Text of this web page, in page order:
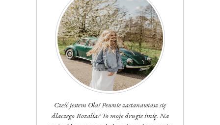
Cześć jestem Ola! Pewnie zastanawiasz się
dlaczego Rozalia? To moje drugie imię. Na